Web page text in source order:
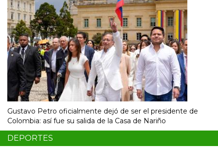
Gustavo Petro oficialmente dejó de ser el presidente de
Colombia: así fue su salida de la Casa de Nariño
DEPORTES